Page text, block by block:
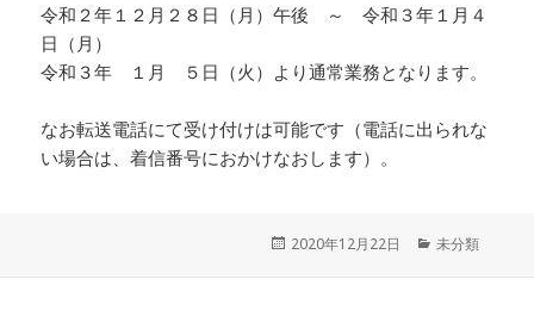
令和２年１２月２８日（月）午後 ～ 令和３年１月４
日（月）
令和３年 １月 ５日（火）より通常業務となります。
なお転送電話にて受け付けは可能です（電話に出られな
い場合は、着信番号におかけなおします）。
投
2020年12月22日
カ
未分類